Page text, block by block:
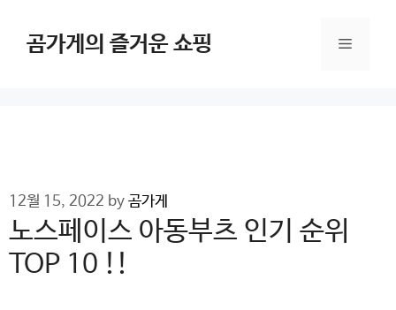
content곰가게의 즐거운 쇼핑 Menu
12월 15, 2022 by 곰가게
노스페이스 아동부츠 인기 순위
TOP 10 !!